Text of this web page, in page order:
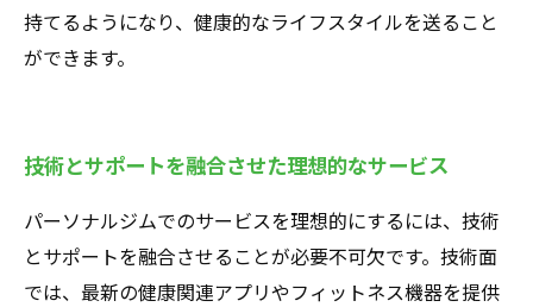
持てるようになり、健康的なライフスタイルを送ること
ができます。
技術とサポートを融合させた理想的なサービス
パーソナルジムでのサービスを理想的にするには、技術
とサポートを融合させることが必要不可欠です。技術面
では、最新の健康関連アプリやフィットネス機器を提供